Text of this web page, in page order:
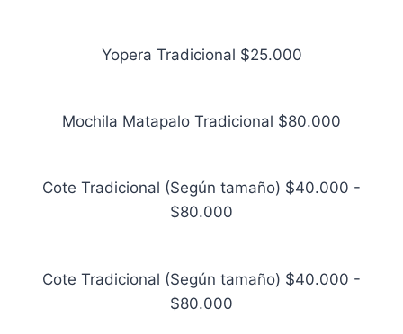
Yopera Tradicional $25.000
Mochila Matapalo Tradicional $80.000
Cote Tradicional (Según tamaño) $40.000 -
$80.000
Cote Tradicional (Según tamaño) $40.000 -
$80.000